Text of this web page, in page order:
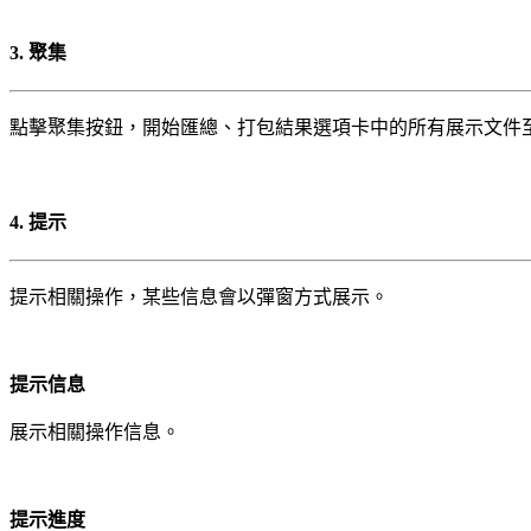
3. 聚集
點擊聚集按鈕，開始匯總、打包結果選項卡中的所有展示文件
4. 提示
提示相關操作，某些信息會以彈窗方式展示。
提示信息
展示相關操作信息。
提示進度